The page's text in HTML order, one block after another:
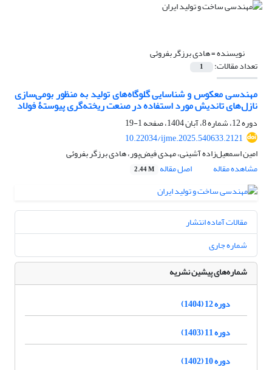
نویسنده =هادی برزگر بفروئی
تعداد مقالات: 1
مهندسی معکوس و شناسایی گلوگاه‌های تولید به منظور بومی‌سازی
نازل‌های تاندیش مورد استفاده در صنعت ریخته‌گری پیوستۀ فولاد
دوره 12، شماره 8، آبان 1404، صفحه
1-19
10.22034/ijme.2025.540633.2121
امین اسمعیل‌زاده آشینی، مهدی فیض‌پور، هادی برزگر بفروئی
مشاهده مقاله
اصل مقاله 2.44 M
مقالات آماده انتشار
شماره جاری
شماره‌های پیشین نشریه
دوره 12 (1404)
دوره 11 (1403)
دوره 10 (1402)